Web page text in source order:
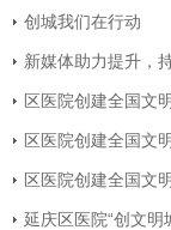
创城我们在行动
新媒体助力提升，
区医院创建全国文
区医院创建全国文
区医院创建全国文
延庆区医院“创文